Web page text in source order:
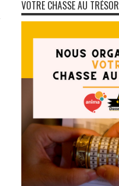
VOTRE CHASSE AU TRÉSOR